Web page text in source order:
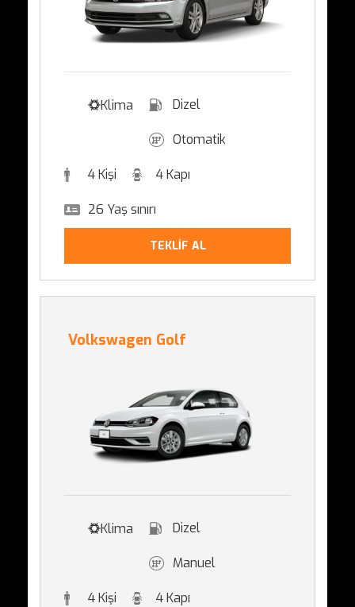
Klima Dizel
Otomatik
4 Kişi 4 Kapı
26 Yaş sınırı
TEKLİF AL
Volkswagen Golf
Klima Dizel
Manuel
4 Kişi 4 Kapı